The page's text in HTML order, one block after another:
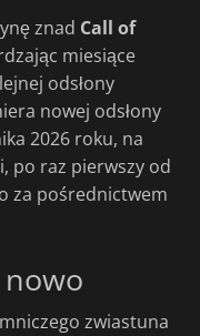
znad Call of
miesiące
odsłony
nowej odsłony
2026 roku, na
po raz pierwszy od
za pośrednictwem
zwiastuna